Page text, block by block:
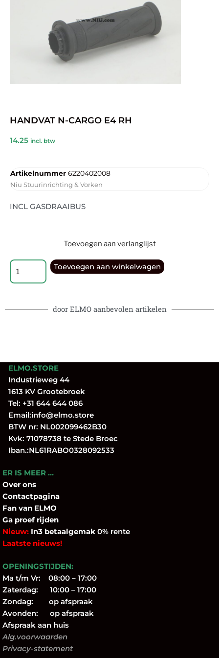
HANDVAT N-CARGO E4 RH
14.25 incl. btw
Artikelnummer 6220402008
Niu Stuurinrichting & Vorken
INCL GASDRAAIBUS
Toevoegen aan verlanglijst
Toevoegen aan winkelwagen
door ELMO aanbevolen artikelen
ELMO.STORE
Industrieweg 44
1613 KV Grootebroek
Tel: +31 644 644 086
Email:info@elmo.store
BTW nr: NL002099462B30
Kvk: 71078738 te Stede Broec
Iban.:NL61RABO0328092533
ER IS MEER …
Over ons
Contactpagina
Fan van ELMO
Ga proef rijden
Nieuw: In3 betaalgemak 0% rente
Laatste nieuws!
OPENINGSTIJDEN:
Ma t/m Vr: 08:00 – 17:00
Zaterdag: 10:00 – 17:00
Zondag: op afspraak
Avonden: op afspraak
Afspraak aan huis
Alg.voorwaarden
Privacy-statement